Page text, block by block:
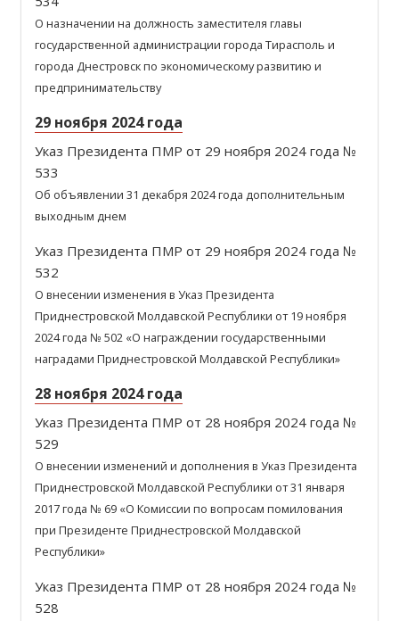
О назначении на должность заместителя главы
государственной администрации города Тирасполь и
города Днестровск по экономическому развитию и
предпринимательству
29 ноября 2024 года
Указ Президента ПМР от 29 ноября 2024 года №
533
Об объявлении 31 декабря 2024 года дополнительным
выходным днем
Указ Президента ПМР от 29 ноября 2024 года №
532
О внесении изменения в Указ Президента
Приднестровской Молдавской Республики от 19 ноября
2024 года № 502 «О награждении государственными
наградами Приднестровской Молдавской Республики»
28 ноября 2024 года
Указ Президента ПМР от 28 ноября 2024 года №
529
О внесении изменений и дополнения в Указ Президента
Приднестровской Молдавской Республики от 31 января
2017 года № 69 «О Комиссии по вопросам помилования
при Президенте Приднестровской Молдавской
Республики»
Указ Президента ПМР от 28 ноября 2024 года №
528